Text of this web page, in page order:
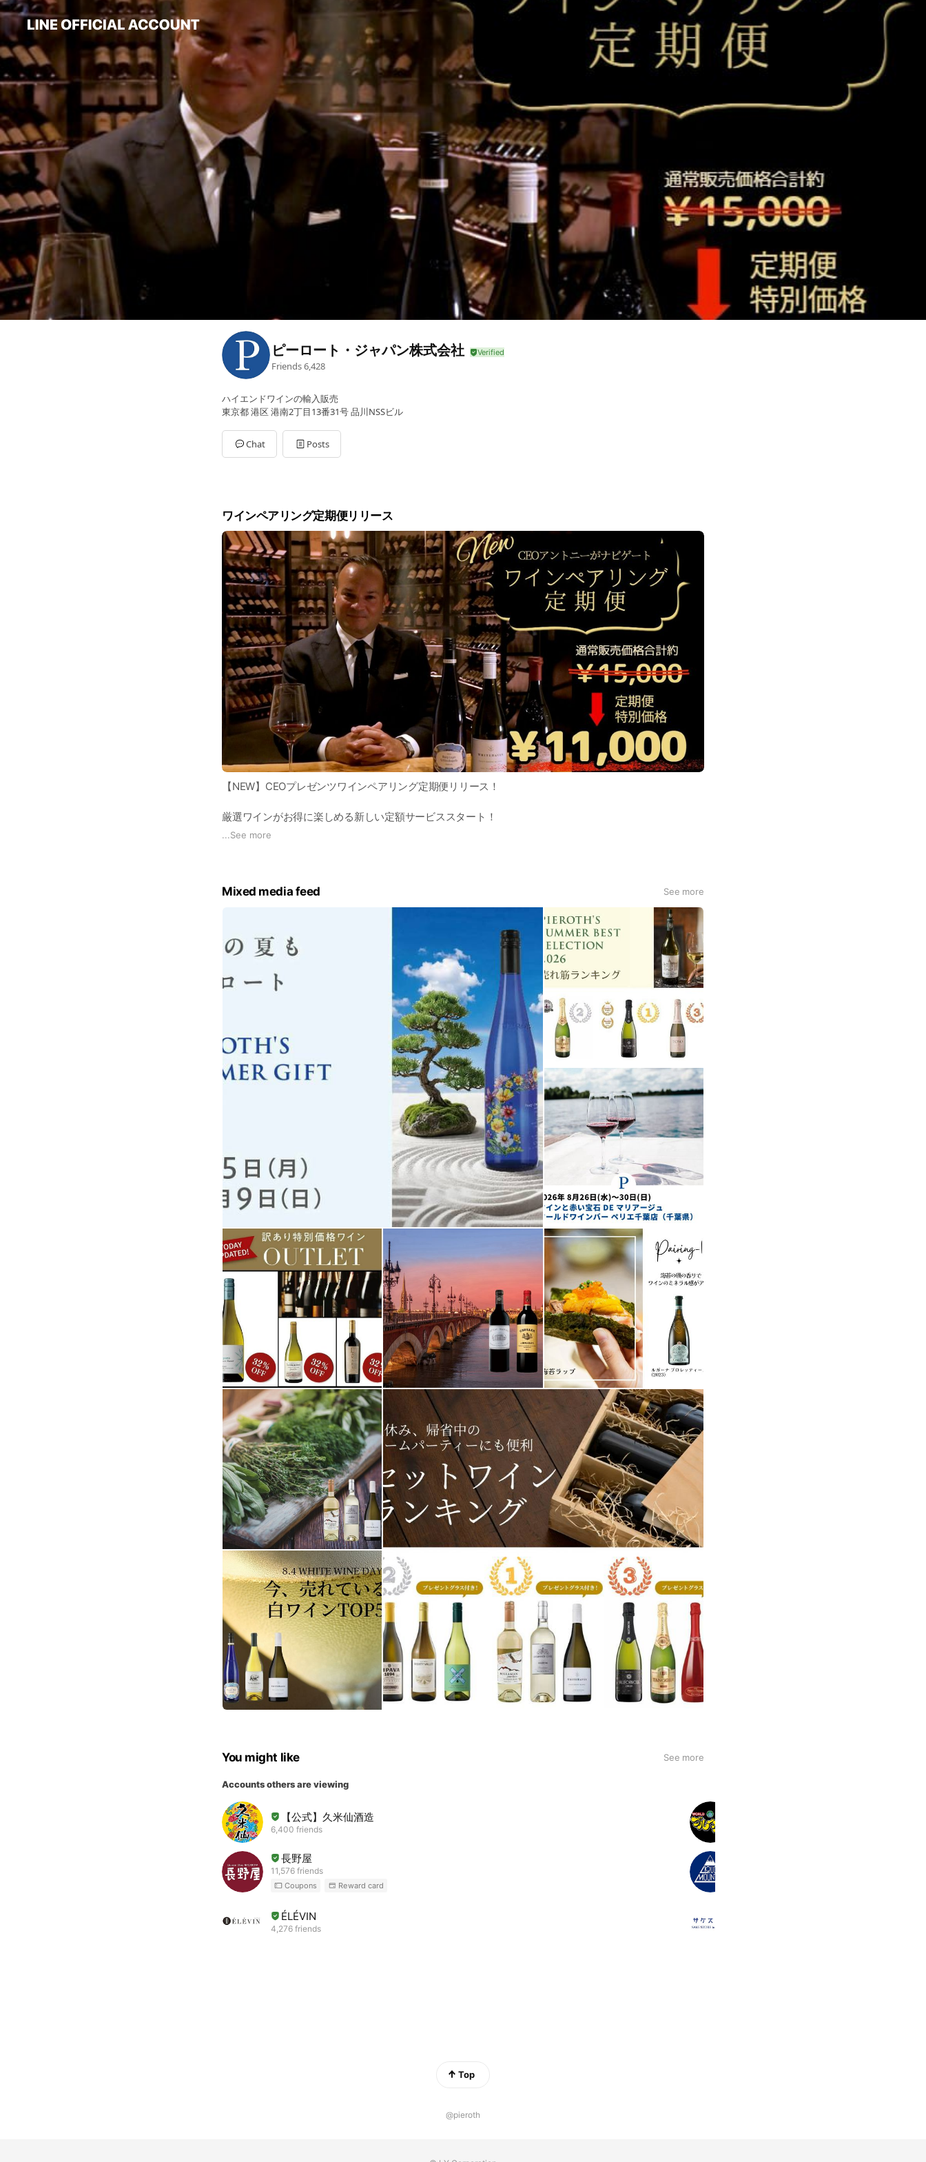
ピーロート・ジャパン株式会社
Friends6,428
ハイエンドワインの輸入販売
東京都 港区 港南2丁目13番31号 品川NSSビル
Chat Posts
ワインペアリング定期便リリース
【NEW】CEOプレゼンツワインペアリング定期便リリース！
厳選ワインがお得に楽しめる新しい定額サービススタート！
新「ワインペアリング定期便」では、ピーロート・ジャパンCEOアントニーが、毎月の旬の食材や人々と
の出合いからインスピレーションを得て、その月にぴったりのワインをセレクト。厳選した3本のワイン
を毎月セットにしてお届けいたします。
実際にアントニーがワインをセレクトし、料理とのペアリングをレビューする動画も公開。動画全編は下
記特設ページで公開中です。
https://www.pieroth.jp/subscription/pairing?
openExternalBrowser=1&urm_source=line&utm_medium=social&utm_campaign=post&utm_content=
20250711
...See more
Mixed media feed See more
You might like See more
Accounts others are viewing
【公式】久米仙酒造
6,400 friends
長野屋
11,576 friends
Coupons Reward card
ÉLÉVIN
4,276 friends
Top
@pieroth